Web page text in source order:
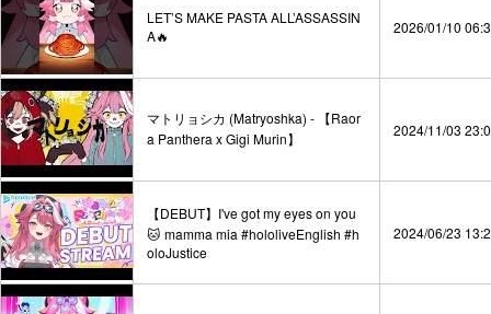
LET’S MAKE PASTA ALL’ASSASSIN
A🔥
2026/01/10
マトリョシカ (Matryoshka) - 【Raor
a Panthera x Gigi Murin】
2024/11/03
【DEBUT】I've got my eyes on you
🐱 mamma mia #hololiveEnglish #h
oloJustice
2024/06/23